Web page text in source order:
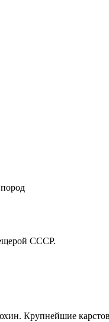
СССР.
Крупнейшие